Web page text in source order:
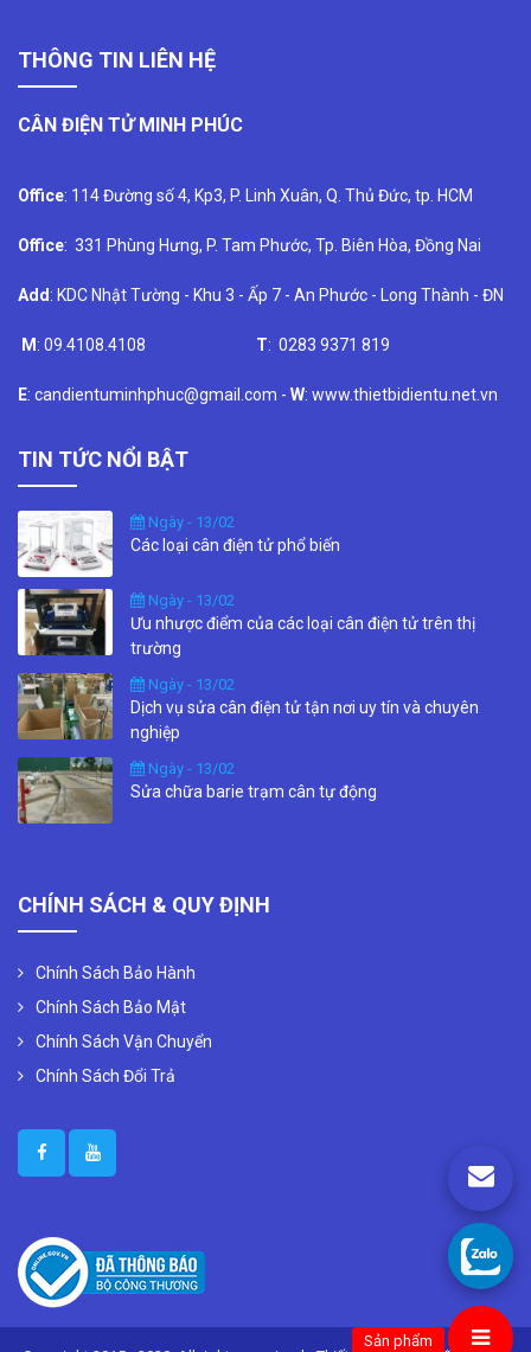
THÔNG TIN LIÊN HỆ
CÂN ĐIỆN TỬ MINH PHÚC
Office: 114 Đường số 4, Kp3, P. Linh Xuân, Q. Thủ Đức, tp. HCM
Office: 331 Phùng Hưng, P. Tam Phước, Tp. Biên Hòa, Đồng Nai
Add : KDC Nhật Tường - Khu 3 - Ấp 7 - An Phước - Long Thành - ĐN
M : 09.4108.4108 T: 0283 9371 819
E: candientuminhphuc@gmail.com - W: www.thietbidientu.net.vn
TIN TỨC NỔI BẬT
Ngày - 13/02
Các loại cân điện tử phổ biến
Ngày - 13/02
Ưu nhược điểm của các loại cân điện tử trên thị
trường
Ngày - 13/02
Dịch vụ sửa cân điện tử tận nơi uy tín và chuyên
nghiệp
Ngày - 13/02
Sửa chữa barie trạm cân tự động
CHÍNH SÁCH & QUY ĐỊNH
Chính Sách Bảo Hành
Chính Sách Bảo Mật
Chính Sách Vận Chuyển
Chính Sách Đổi Trả
Sản phẩm